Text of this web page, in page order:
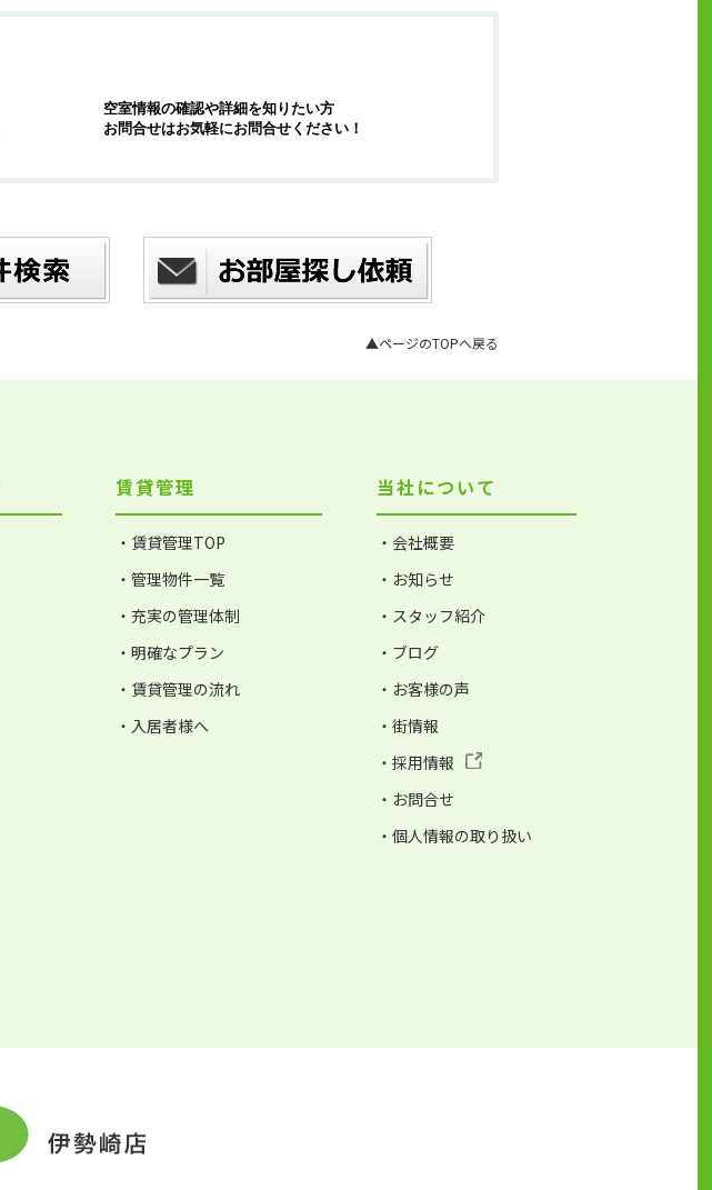
空室情報の確認や詳細を知りたい方
お問合せはお気軽にお問合せください！
▲ページのTOPへ戻る
賃貸管理
・賃貸管理TOP
・管理物件一覧
・充実の管理体制
・明確なプラン
・賃貸管理の流れ
・入居者様へ
当社について
・会社概要
・お知らせ
・スタッフ紹介
・ブログ
・お客様の声
・街情報
・採用情報
・お問合せ
・個人情報の取り扱い